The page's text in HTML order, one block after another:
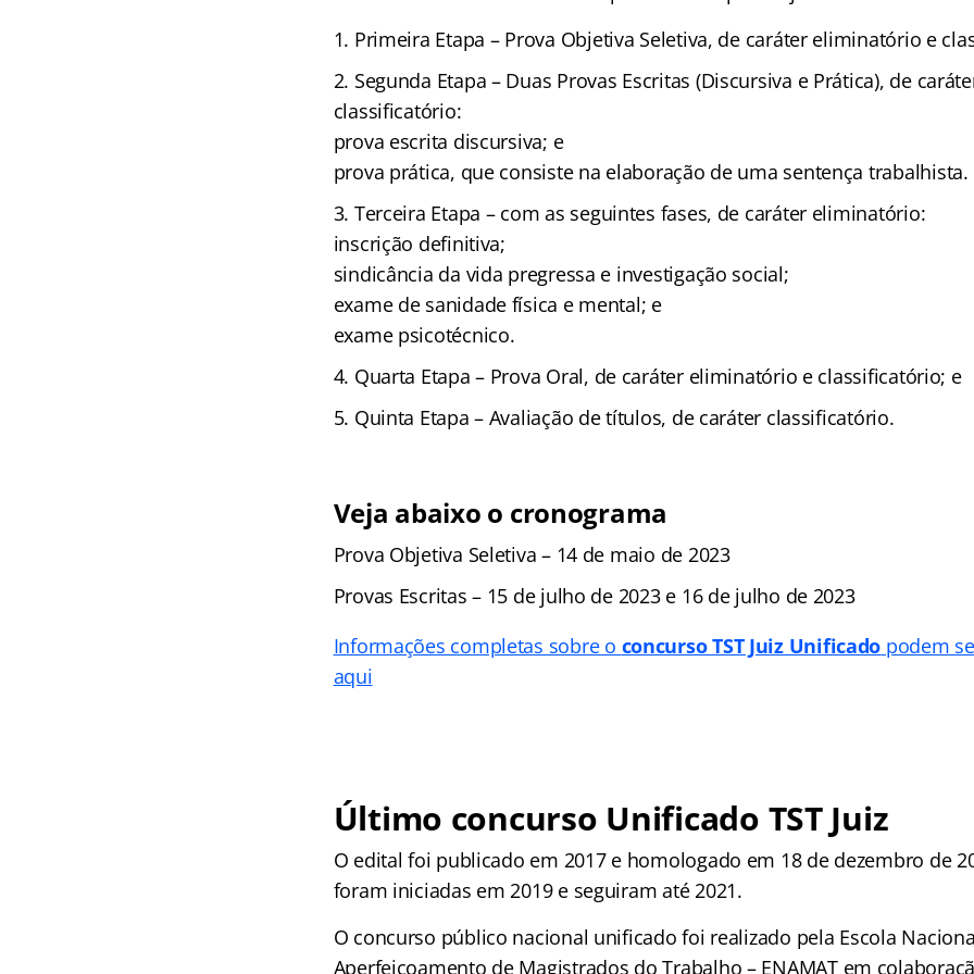
Primeira Etapa – Prova Objetiva Seletiva, de caráter eliminatório e
Segunda Etapa – Duas Provas Escritas (Discursiva e Prática), de
classificatório:
prova escrita discursiva; e
prova prática, que consiste na elaboração de uma sentença trabalhista.
Terceira Etapa – com as seguintes fases, de caráter eliminatório:
inscrição definitiva;
sindicância da vida pregressa e investigação social;
exame de sanidade física e mental; e
exame psicotécnico.
Quarta Etapa – Prova Oral, de caráter eliminatório e classificatório; e
Quinta Etapa – Avaliação de títulos, de caráter classificatório.
Veja abaixo o cronograma
Prova Objetiva Seletiva – 14 de maio de 2023
Provas Escritas – 15 de julho de 2023 e 16 de julho de 2023
Informações completas sobre o concurso TST Juiz Unificado podem
aqui
Último concurso Unificado TST Juiz
O edital foi publicado em 2017 e homologado em 18 de dezembro de
foram iniciadas em 2019 e seguiram até 2021.
O concurso público nacional unificado foi realizado pela Escola
Aperfeiçoamento de Magistrados do Trabalho – ENAMAT em